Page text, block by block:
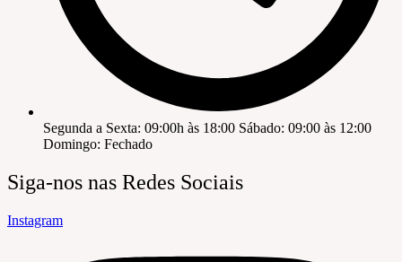
Segunda a Sexta: 09:00h às 18:00 Sábado: 09:00 às 12:00
Domingo: Fechado
Siga-nos nas Redes Sociais
Instagram